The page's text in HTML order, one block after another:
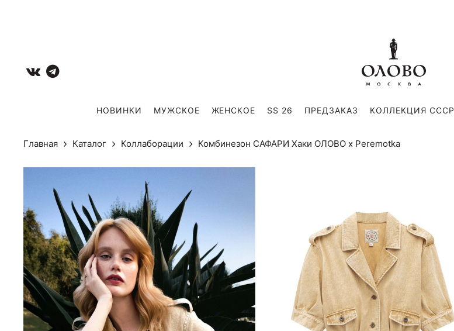
НОВИНКИ МУЖCКОЕ ЖЕНСКОЕ SS 26 ПРЕДЗАКАЗ КОЛЛЕКЦИЯ СССР
Главная Каталог Коллаборации Комбинезон САФАРИ Хаки ОЛОВО х Peremotka